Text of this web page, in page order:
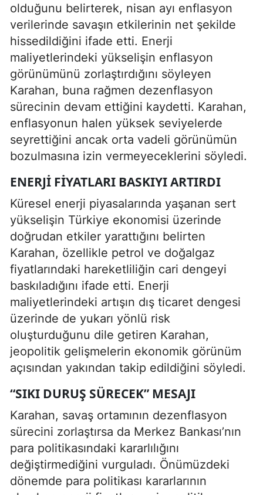
olduğunu belirterek, nisan ayı enflasyon
verilerinde savaşın etkilerinin net şekilde
hissedildiğini ifade etti. Enerji
maliyetlerindeki yükselişin enflasyon
görünümünü zorlaştırdığını söyleyen
Karahan, buna rağmen dezenflasyon
sürecinin devam ettiğini kaydetti. Karahan,
enflasyonun halen yüksek seviyelerde
seyrettiğini ancak orta vadeli görünümün
bozulmasına izin vermeyeceklerini söyledi.
ENERJI FIYATLARI BASKIYI ARTIRDI
Küresel enerji piyasalarında yaşanan sert
yükselişin Türkiye ekonomisi üzerinde
doğrudan etkiler yarattığını belirten
Karahan, özellikle petrol ve doğalgaz
fiyatlarındaki hareketliliğin cari dengeyi
baskıladığını ifade etti. Enerji
maliyetlerindeki artışın dış ticaret dengesi
üzerinde de yukarı yönlü risk
oluşturduğunu dile getiren Karahan,
jeopolitik gelişmelerin ekonomik görünüm
açısından yakından takip edildiğini söyledi.
“SIKI DURUŞ SÜRECEK” MESAJI
Karahan, savaş ortamının dezenflasyon
sürecini zorlaştırsa da Merkez Bankası’nın
para politikasındaki kararlılığını
değiştirmediğini vurguladı. Önümüzdeki
dönemde para politikası kararlarının